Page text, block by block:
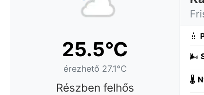
25.5°C
érezhető 27.1°C
Részben felhős
💧
🌬️
🌡️